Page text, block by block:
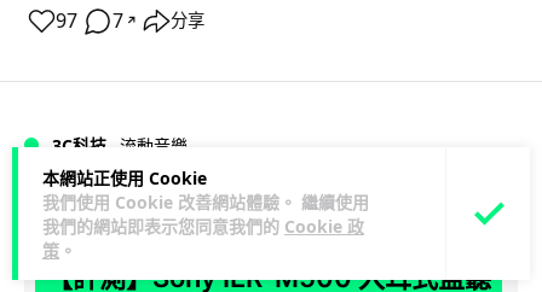
本網站正使用 Cookie
我們使用 Cookie 改善網站體驗。 繼續使用
我們的網站即表示您同意我們的 Cookie 政
策 。
97 7 ↗ 分享
3C科技 流動音樂
Lawton 17 小時 89
【評測】Sony IER-M500 入耳式監聽